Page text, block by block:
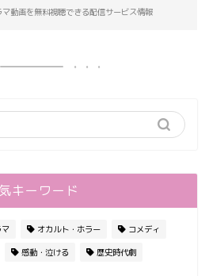
動画を無料視聴できる配信サービス情報
キーワード
マ オカルト・ホラー コメディ
感動・泣ける 歴史時代劇